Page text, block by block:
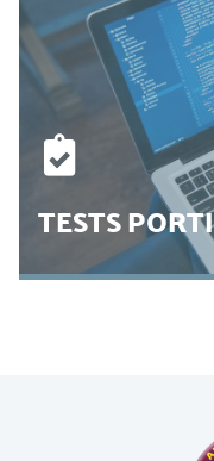
SCHOOL
Here you can find the
pages and websites for
CLICK HERE
TESTS
To know your exams
auxiliary tests and final